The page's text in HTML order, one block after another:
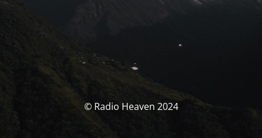
© Radio Heaven 2024